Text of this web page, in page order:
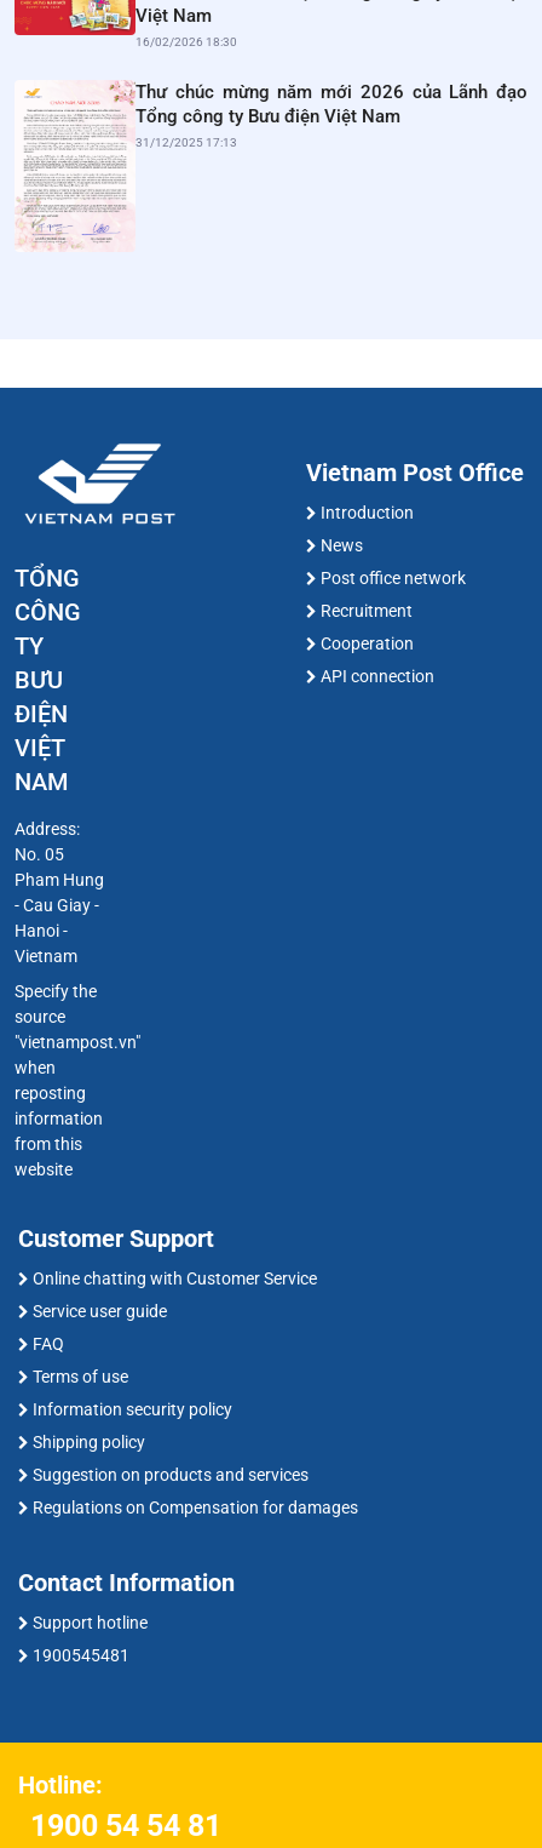
Việt Nam
16/02/2026 18:30
Thư chúc mừng năm mới 2026 của Lãnh đạo
Tổng công ty Bưu điện Việt Nam
31/12/2025 17:13
TỔNG
CÔNG
TY
BƯU
ĐIỆN
VIỆT
NAM
Address:
No. 05
Pham Hung
- Cau Giay -
Hanoi -
Vietnam
Specify the
source
"vietnampost.vn"
when
reposting
information
from this
website
Vietnam Post Office
Introduction
News
Post office network
Recruitment
Cooperation
API connection
Customer Support
Online chatting with Customer Service
Service user guide
FAQ
Terms of use
Information security policy
Shipping policy
Suggestion on products and services
Regulations on Compensation for damages
Contact Information
Support hotline
1900545481
Hotline:
1900 54 54 81